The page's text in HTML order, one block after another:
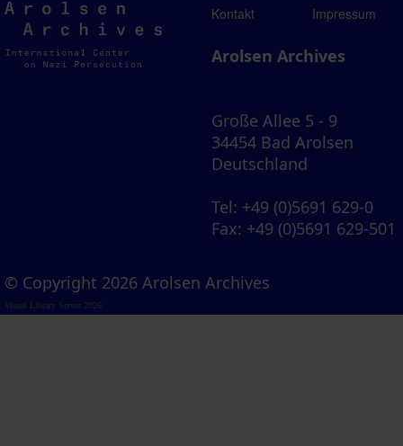
Arolsen
Archives
Kontakt Impressum
Arolsen Archives
Große Allee 5 - 9
34454 Bad Arolsen
Deutschland
Tel: +49 (0)5691 629-0
Fax: +49 (0)5691 629-501
© Copyright 2026 Arolsen Archives
Visual Library Server 2026